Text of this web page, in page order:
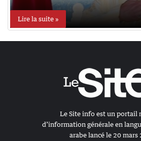
Lire la suite »
Le Site info est un portail
d’information générale en
arabe lancé le 20 mars